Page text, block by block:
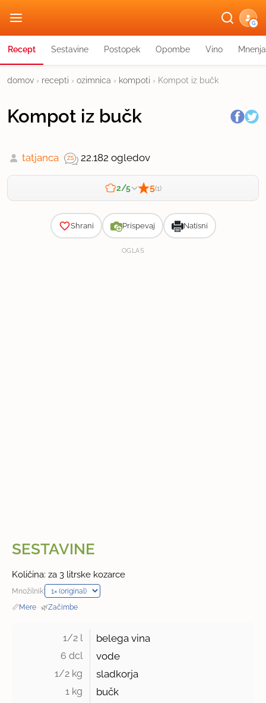
G
Recept Sestavine Postopek Opombe Vino Mnenja
domov › recepti › ozimnica › kompoti › Kompot iz bučk
Kompot iz bučk
tatjanca 22.182 ogledov
2/5 5(1)
Shrani Prispevaj Natisni
OGLAS
SESTAVINE
Količina: za 3 litrske kozarce
Množilnik:
📏Mere · 🌿Začimbe
1/2 l belega vina
6 dcl vode
1/2 kg sladkorja
1 kg
bučk